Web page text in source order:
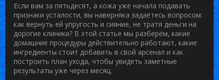
Если вам за пятьдесят, а кожа уже начала подавать
признаки усталости, вы наверняка задаётесь вопросом:
как вернуть ей упругость и сияние, не тратя деньги на
дорогие клиники? В этой статье мы разберём, какие
домашние процедуры действительно работают, какие
ингредиенты стоит добавить в свой арсенал и как
построить план ухода, чтобы увидеть заметные
результаты уже через месяц.